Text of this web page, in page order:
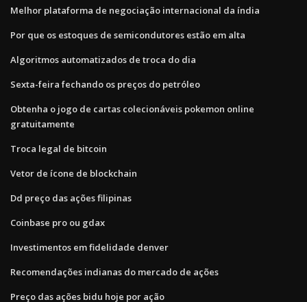
Melhor plataforma de negociação internacional da índia
Por que os estoques de semicondutores estão em alta
Algoritmos automatizados de troca do dia
Sexta-feira fechando os preços do petróleo
Obtenha o jogo de cartas colecionáveis ​​pokemon online
gratuitamente
Troca legal de bitcoin
Vetor de ícone de blockchain
Dd preço das ações filipinas
Coinbase pro ou gdax
Investimentos em fidelidade denver
Recomendações indianas do mercado de ações
Preço das ações bidu hoje por ação